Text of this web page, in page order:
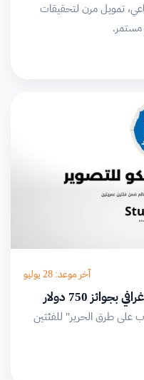
تمويل مرن لتحقيقات
مستمر.
آخر موعد: 28 يوليو
750 دولار
على طرق الحرير" للفئتين